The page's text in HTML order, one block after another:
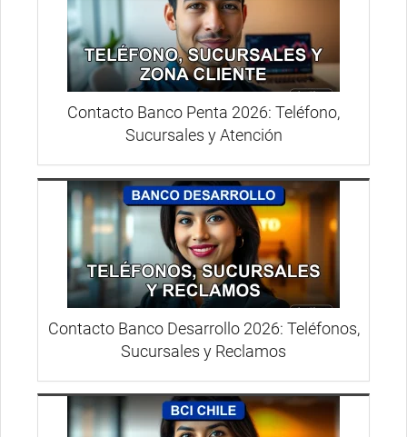
Contacto Banco Penta 2026: Teléfono,
Sucursales y Atención
Contacto Banco Desarrollo 2026: Teléfonos,
Sucursales y Reclamos